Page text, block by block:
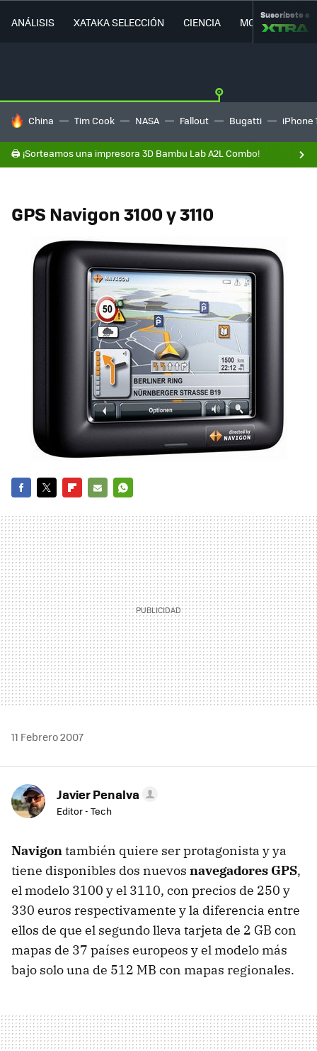
ANÁLISIS XATAKA SELECCIÓN CIENCIA MOVILIDAD
Suscríbete a
HOY SE HABLA DE
China Tim Cook NASA Fallout Bugatti iPhone
🖨️ ¡Sorteamos una impresora 3D Bambu Lab A2L Combo!
GPS Navigon 3100 y 3110
MAIL
11 Febrero 2007
Javier Penalva
Editor - Tech
Navigontambién quiere ser protagonista y ya
tiene disponibles dos nuevos navegadores GPS,
el modelo 3100 y el 3110, con precios de 250 y
330 euros respectivamente y la diferencia entre
ellos de que el segundo lleva tarjeta de 2 GB con
mapas de 37 países europeos y el modelo más
bajo solo una de 512 MB con mapas regionales.